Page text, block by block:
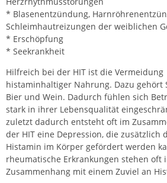
* Blasenentzündung,
Schleimhautreizungen der weiblichen
* Erschöpfung
* Seekrankheit
Hilfreich bei der HIT ist die Vermeidung
histaminhaltiger Nahrung. Dazu gehört
Bier und Wein. Dadurch fühlen sich
stark in ihrer Lebensqualität
zuletzt dadurch entsteht oft im
der HIT eine Depression, die zusätzlich
Histamin im Körper gefördert werden
rheumatische Erkrankungen stehen oft
Zusammenhang mit einem Zuviel an